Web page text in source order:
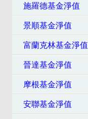
施羅德基金淨值
景順基金淨值
富蘭克林基金淨值
晉達基金淨值
摩根基金淨值
安聯基金淨值